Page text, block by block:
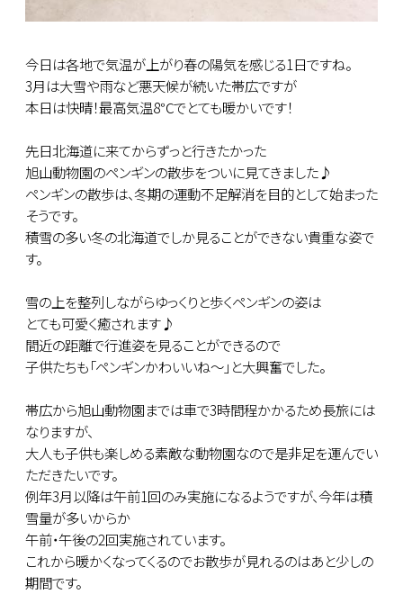
今日は各地で気温が上がり春の陽気を感じる1日ですね。
3月は大雪や雨など悪天候が続いた帯広ですが
本日は快晴！最高気温8℃でとても暖かいです！
先日北海道に来てからずっと行きたかった
旭山動物園のペンギンの散歩をついに見てきました♪
ペンギンの散歩は、冬期の運動不足解消を目的として始まった
そうです。
積雪の多い冬の北海道でしか見ることができない貴重な姿で
す。
雪の上を整列しながらゆっくりと歩くペンギンの姿は
とても可愛く癒されます♪
間近の距離で行進姿を見ることができるので
子供たちも「ペンギンかわいいね～」と大興奮でした。
帯広から旭山動物園までは車で3時間程かかるため長旅には
なりますが、
大人も子供も楽しめる素敵な動物園なので是非足を運んでい
ただきたいです。
例年3月以降は午前1回のみ実施になるようですが、今年は積
雪量が多いからか
午前・午後の2回実施されています。
これから暖かくなってくるのでお散歩が見れるのはあと少しの
期間です。